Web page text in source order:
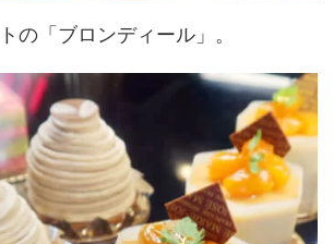
の「ブロンディール」。